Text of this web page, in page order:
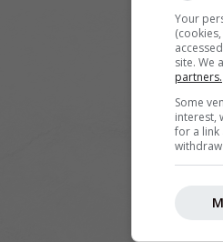
Your
site. We
partners.
Some
interest,
for a link